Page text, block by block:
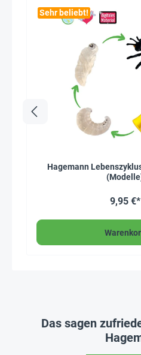
Sehr beliebt!
Hagemann
9,95 €*
Das sagen